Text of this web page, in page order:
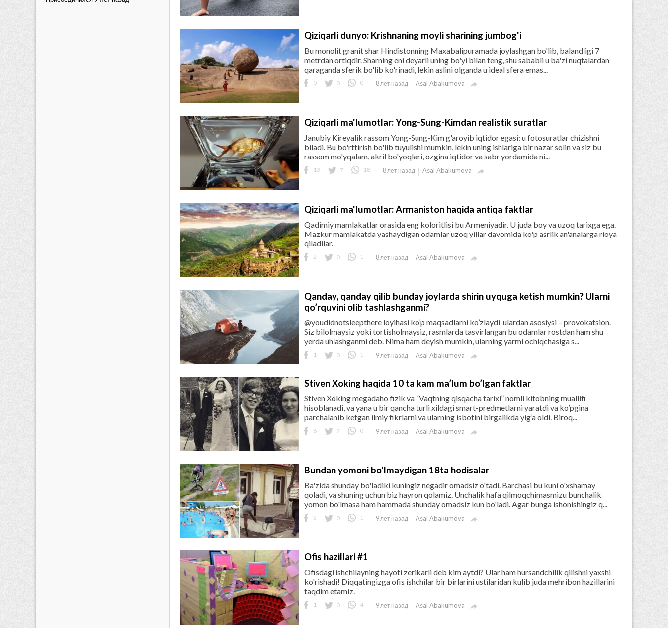
Qiziqarli dunyo: Krishnaning moyli sharining jumbog'i
Bu monolit granit shar Hindistonning Maxabalipuramada joylashgan bo'lib, balandligi 7
metrdan ortiqdir. Sharning eni deyarli uning bo'yi bilan teng, shu sababli u ba'zi nuqtalardan
qaraganda sferik bo'lib ko'rinadi, lekin aslini olganda u ideal sfera emas...
0 0 0 8 лет назад Asal Abakumova 
Qiziqarli ma'lumotlar: Yong-Sung-Kimdan realistik suratlar
Janubiy Kireyalik rassom Yong-Sung-Kim g'aroyib iqtidor egasi: u fotosuratlar chizishni
biladi. Bu bo'rttirish bo'lib tuyulishi mumkin, lekin uning ishlariga bir nazar solin va siz bu
rassom mo'yqalam, akril bo'yoqlari, ozgina iqtidor va sabr yordamida ni...
13 7 18 8 лет назад Asal Abakumova 
Qiziqarli ma'lumotlar: Armaniston haqida antiqa faktlar
Qadimiy mamlakatlar orasida eng koloritlisi bu Armeniyadir. U juda boy va uzoq tarixga ega.
Mazkur mamlakatda yashaydigan odamlar uzoq yillar davomida ko'p asrlik an'analarga rioya
qiladilar.
2 0 1 8 лет назад Asal Abakumova 
Qanday, qanday qilib bunday joylarda shirin uyquga ketish mumkin? Ularni
qo’rquvini olib tashlashganmi?
@youdidnotsleepthere loyihasi ko’p maqsadlarni ko’zlaydi, ulardan asosiysi – provokatsion.
Siz bilolmaysiz yoki tortisholmaysiz, rasmlarda tasvirlangan bu odamlar rostdan ham shu
yerda uhlashganmi deb. Nima ham deyish mumkin, ularning yarmi ochiqchasiga s...
1 0 1 9 лет назад Asal Abakumova 
Stiven Xoking haqida 10 ta kam ma’lum bo’lgan faktlar
Stiven Xoking megadaho fizik va “Vaqtning qisqacha tarixi” nomli kitobning muallifi
hisoblanadi, va yana u bir qancha turli xildagi smart-predmetlarni yaratdi va ko’pgina
parchalanib ketgan ilmiy fikrlarni va ularning isbotini birgalikda yig’a oldi. Biroq...
6 2 0 9 лет назад Asal Abakumova 
Bundan yomoni bo'lmaydigan 18ta hodisalar
Ba'zida shunday bo'ladiki kuningiz negadir omadsiz o'tadi. Barchasi bu kuni o'xshamay
qoladi, va shuning uchun biz hayron qolamiz. Unchalik hafa qilmoqchimasmizu bunchalik
yomon bo'lmasa ham hammada shunday omadsiz kun bo'ladi. Agar bunga ishonishingiz q...
3 0 1 9 лет назад Asal Abakumova 
Ofis hazillari #1
Ofisdagi ishchilayning hayoti zerikarli deb kim aytdi? Ular ham hursandchilik qilishni yaxshi
ko'rishadi! Diqqatingizga ofis ishchilar bir birlarini ustilaridan kulib juda mehribon hazillarini
taqdim etamiz.
1 0 4 9 лет назад Asal Abakumova 